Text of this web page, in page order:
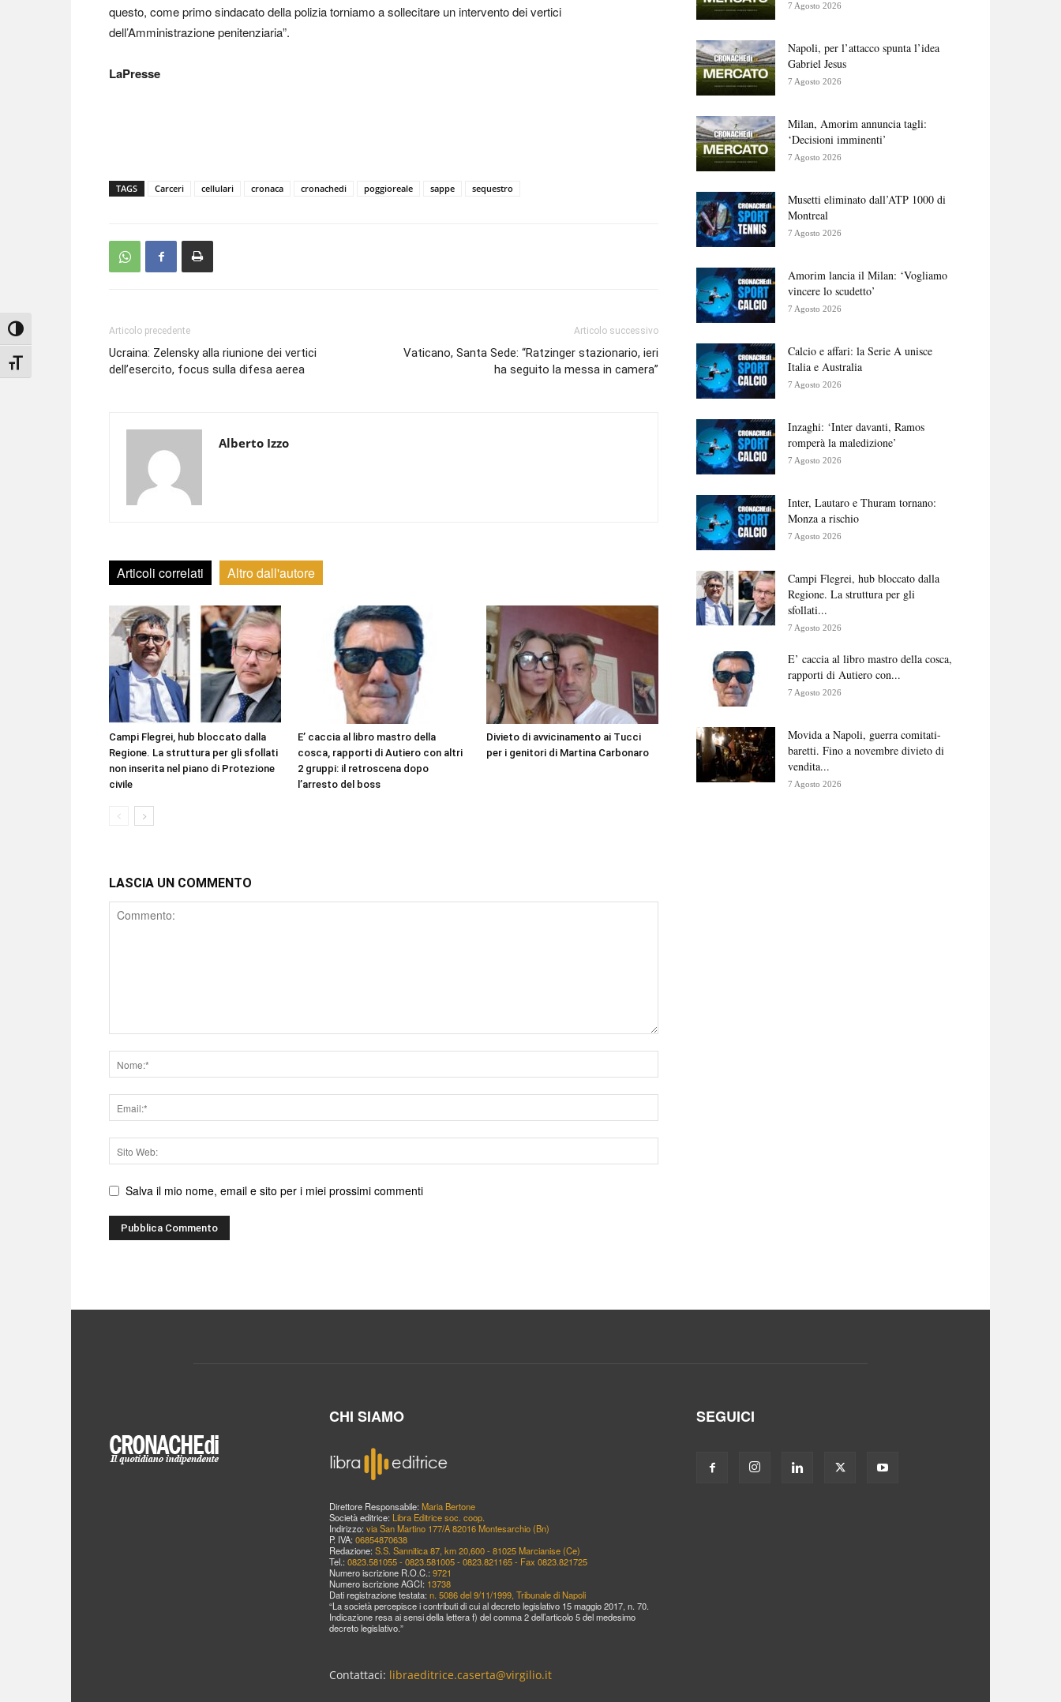
Attiva/disattiva alto contrasto
Attiva/disattiva dimensione testo
questo, come primo sindacato della polizia torniamo a sollecitare un intervento dei vertici
dell’Amministrazione penitenziaria”.
LaPresse
TAGS Carceri cellulari cronaca cronachedi poggioreale sappe sequestro
Articolo precedente
Ucraina: Zelensky alla riunione dei vertici
dell’esercito, focus sulla difesa aerea
Articolo successivo
Vaticano, Santa Sede: “Ratzinger stazionario, ieri
ha seguito la messa in camera”
Alberto Izzo
Articoli correlati Altro dall'autore
Campi Flegrei, hub bloccato dalla
Regione. La struttura per gli sfollati
non inserita nel piano di Protezione
civile
E’ caccia al libro mastro della
cosca, rapporti di Autiero con altri
2 gruppi: il retroscena dopo
l’arresto del boss
Divieto di avvicinamento ai Tucci
per i genitori di Martina Carbonaro
LASCIA UN COMMENTO
Comment
Nome
Email
Sito
web
Salva il mio nome, email e sito per i miei prossimi commenti
7 Agosto 2026
Napoli, per l’attacco spunta l’idea
Gabriel Jesus
7 Agosto 2026
Milan, Amorim annuncia tagli:
‘Decisioni imminenti’
7 Agosto 2026
Musetti eliminato dall’ATP 1000 di
Montreal
7 Agosto 2026
Amorim lancia il Milan: ‘Vogliamo
vincere lo scudetto’
7 Agosto 2026
Calcio e affari: la Serie A unisce
Italia e Australia
7 Agosto 2026
Inzaghi: ‘Inter davanti, Ramos
romperà la maledizione’
7 Agosto 2026
Inter, Lautaro e Thuram tornano:
Monza a rischio
7 Agosto 2026
Campi Flegrei, hub bloccato dalla
Regione. La struttura per gli
sfollati...
7 Agosto 2026
E’ caccia al libro mastro della cosca,
rapporti di Autiero con...
7 Agosto 2026
Movida a Napoli, guerra comitati-
baretti. Fino a novembre divieto di
vendita...
7 Agosto 2026
CHI SIAMO
Direttore Responsabile: Maria Bertone
Società editrice: Libra Editrice soc. coop.
Indirizzo: via San Martino 177/A 82016 Montesarchio (Bn)
P. IVA: 06854870638
Redazione: S.S. Sannitica 87, km 20,600 - 81025 Marcianise (Ce)
Tel.: 0823.581055 - 0823.581005 - 0823.821165 - Fax 0823.821725
Numero iscrizione R.O.C.: 9721
Numero iscrizione AGCI: 13738
Dati registrazione testata: n. 5086 del 9/11/1999, Tribunale di Napoli
“La società percepisce i contributi di cui al decreto legislativo 15 maggio 2017, n. 70.
Indicazione resa ai sensi della lettera f) del comma 2 dell’articolo 5 del medesimo
decreto legislativo.”
Contattaci: libraeditrice.caserta@virgilio.it
SEGUICI